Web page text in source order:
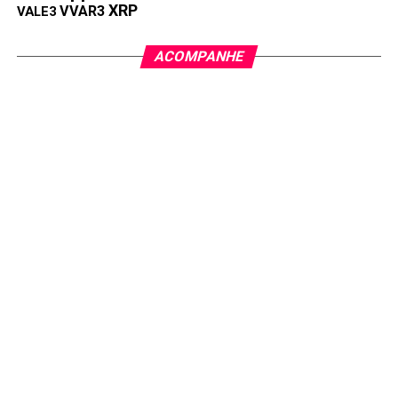
VALE3 VVAR3 XRP
ACOMPANHE